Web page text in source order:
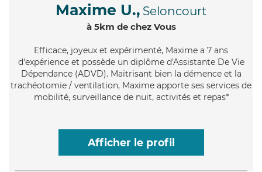
Maxime U., Seloncourt
à 5km de chez Vous
Efficace, joyeux et expérimenté, Maxime a 7 ans
d'expérience et possède un diplôme d'Assistante De Vie
Dépendance (ADVD). Maitrisant bien la démence et la
trachéotomie / ventilation, Maxime apporte ses services de
mobilité, surveillance de nuit, activités et repas*
Afficher le profil